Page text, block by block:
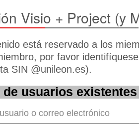
Visio + Project (y
está reservado a los
por favor
SIN @unileon.es).
de usuarios existentes
o correo electrónico